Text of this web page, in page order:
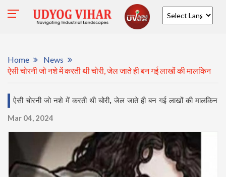
Home
News
ऐसी चोरनी जो नशे में करती थी चोरी, जेल जाते ही बन गई लाखों की मालकिन
ऐसी चोरनी जो नशे में करती थी चोरी, जेल जाते ही बन गई लाखों की मालकिन
Mar 04, 2024